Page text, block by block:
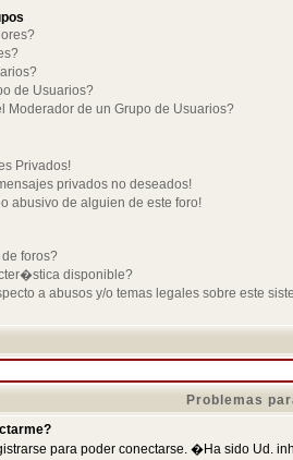
de Usuarios?
de un Grupo de Usuarios?
Privados!
privados no deseados!
abusivo de alguien de este foro!
foros?
disponible?
a abusos y/o temas legales sobre este
Problemas
para poder conectarse. �Ha sido Ud.